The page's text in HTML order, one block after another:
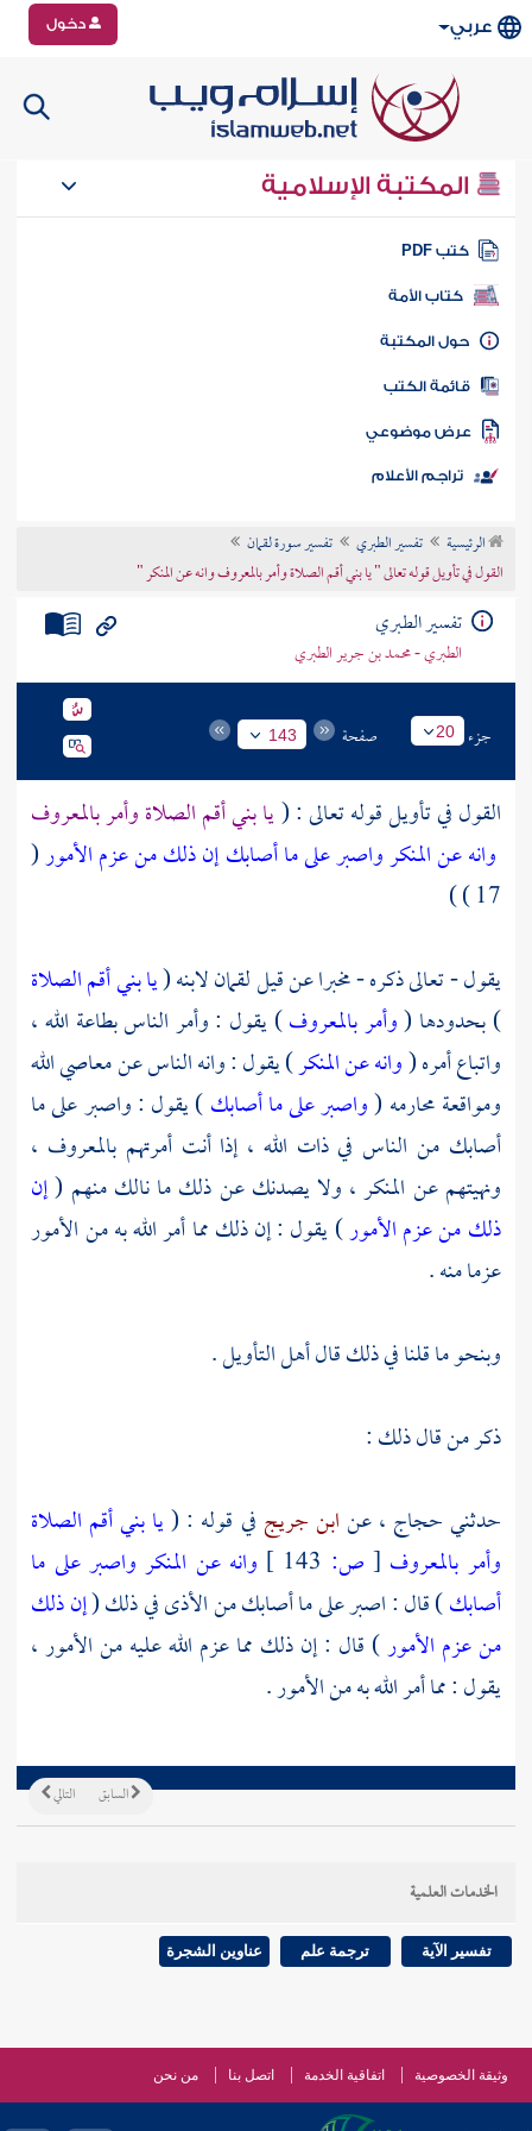
عربي دخول
المكتبة الإسلامية
كتب PDF
كتاب الأمة
المكتبة
الكتب
موضوعي
تراجم الأعلام
الرئيسية تفسير الطبري
تفسير سورة لقمان
القول في تأويل قوله تعالى " يا بني أقم الصلاة وأمر بالمعروف وانه عن المنكر "
تفسير الطبري
الطبري - محمد بن جرير الطبري
جزء 20 صفحة 143
القول في تأويل قوله تعالى : (يا بني أقم الصلاة وأمر بالمعروف
وانه عن المنكر واصبر على ما أصابك إن ذلك من عزم الأمور(
17 ) )
يقول - تعالى ذكره - مخبرا عن قيللقمانلابنه (يا بني أقم الصلاة
) بحدودها (وأمر بالمعروف) يقول : وأمر الناس بطاعة الله ،
واتباع أمره (وانه عن المنكر) يقول : وانه الناس عن معاصي الله
ومواقعة محارمه (واصبر على ما أصابك) يقول : واصبر على ما
أصابك من الناس في ذات الله ، إذا أنت أمرتهم بالمعروف ،
ونهيتهم عن المنكر ، ولا يصدنك عن ذلك ما نالك منهم (إن
ذلك من عزم الأمور) يقول : إن ذلك مما أمر الله به من الأمور
عزما منه .
وبنحو ما قلنا في ذلك قال أهل التأويل .
ذكر من قال ذلك :
حدثنيحجاج ،عنابن جريج في قوله : (يا بني أقم الصلاة
وأمر بالمعروف [ ص:
وانه عن المنكر واصبر على ما
أصابك) قال : اصبر على ما أصابك من الأذى في ذلك (إن ذلك
من عزم الأمور) قال : إن ذلك مما عزم الله عليه من الأمور ،
يقول : مما أمر الله به من الأمور .
التالي السابق
الخدمات العلمية
تفسير الآية ترجمة علم عناوين الشجرة
وثيقة الخصوصية اتفاقية الخدمة اتصل بنا من نحن